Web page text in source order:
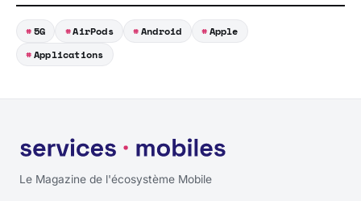
5G AirPods Android
Apple
Applications
Le Magazine de l'écosystème Mobile